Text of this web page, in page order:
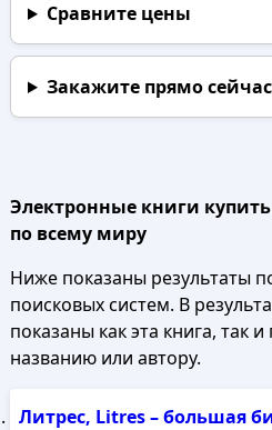
Сравните цены
Закажите прямо сейчас
Электронные книги
по всему миру
Ниже показаны результаты
поисковых систем. В
показаны как эта книга, так
названию или автору.
Литрес, Litres – большая